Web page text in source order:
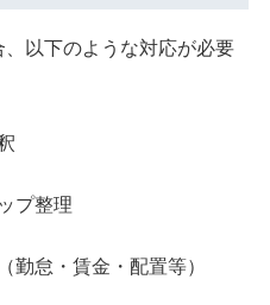
以下のような対応が必要
プ整理
勤怠・賃金・配置等）